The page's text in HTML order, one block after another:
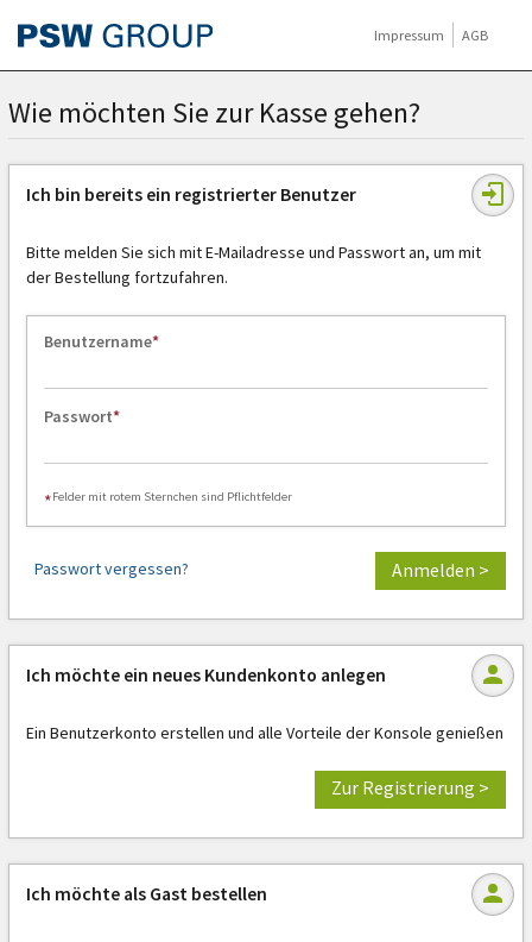
Impressum AGB
Wie möchten Sie zur Kasse gehen?
Ich bin bereits ein registrierter Benutzer
Bitte melden Sie sich mit E-Mailadresse und Passwort an, um mit
der Bestellung fortzufahren.
Benutzername
Passwort
Felder mit rotem Sternchen sind Pflichtfelder
Passwort vergessen? Anmelden >
Ich möchte ein neues Kundenkonto anlegen
Ein Benutzerkonto erstellen und alle Vorteile der Konsole genießen
Zur Registrierung >
Ich möchte als Gast bestellen